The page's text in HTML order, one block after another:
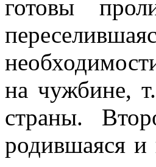
готовы
на чужбине,
страны.
родившаяся и